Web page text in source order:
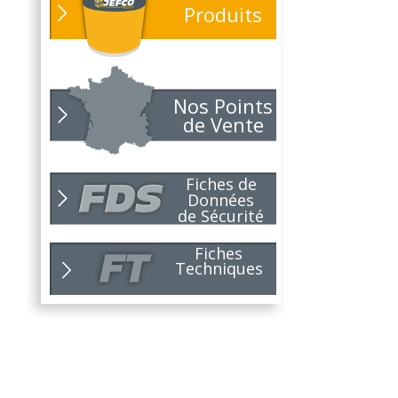
26
Parce que chaque chantier
compte, nous...
Lire la suite
01
26
NOUVEAUTÉ
POLARIS
Toujours soucieux des besoins
Lire la suite
01
26
NOUVELLE ANNÉE,
NOUVEAUX
PROJETS !
Pour 2026, le choix du bon
Lire la suite
10
25
NOUVEAUTÉ
NIRVANA !
Produits
Nos Points
de Vente
Fiches de
Données
de Sécurité
Fiches
Techniques